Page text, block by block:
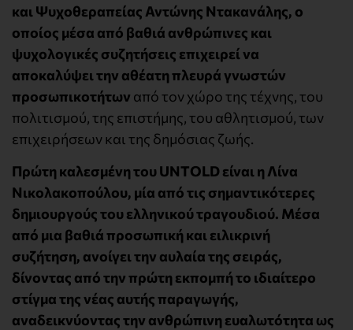
και Ψυχοθεραπείας Αντώνης Ντακανάλης, ο
οποίος μέσα από βαθιά ανθρώπινες και
ψυχολογικές συζητήσεις επιχειρεί να
αποκαλύψει την αθέατη πλευρά γνωστών
προσωπικοτήτων από τον χώρο της τέχνης, του
πολιτισμού, της επιστήμης, του αθλητισμού, των
επιχειρήσεων και της δημόσιας ζωής.
Πρώτη καλεσμένη του UNTOLD είναι η Λίνα
Νικολακοπούλου, μία από τις σημαντικότερες
δημιουργούς του ελληνικού τραγουδιού. Μέσα
από μια βαθιά προσωπική και ειλικρινή
συζήτηση, ανοίγει την αυλαία της σειράς,
δίνοντας από την πρώτη εκπομπή το ιδιαίτερο
στίγμα της νέας αυτής παραγωγής,
αναδεικνύοντας την ανθρώπινη ευαλωτότητα ως